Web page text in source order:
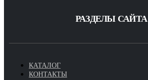
РАЗДЕЛЫ САЙТА
КАТАЛОГ
КОНТАКТЫ